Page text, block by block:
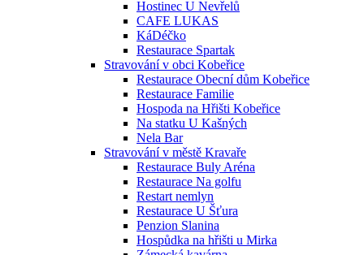
Hostinec U Nevřelů
CAFE LUKAS
KáDéčko
Restaurace Spartak
Stravování v obci Kobeřice
Restaurace Obecní dům Kobeřice
Restaurace Familie
Hospoda na Hřišti Kobeřice
Na statku U Kašných
Nela Bar
Stravování v městě Kravaře
Restaurace Buly Aréna
Restaurace Na golfu
Restart nemlyn
Restaurace U Šťura
Penzion Slanina
Hospůdka na hřišti u Mirka